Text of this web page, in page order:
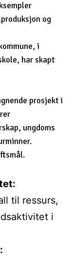
og
i
har skapt
prosjekt i
ungdoms
til ressurs,
i